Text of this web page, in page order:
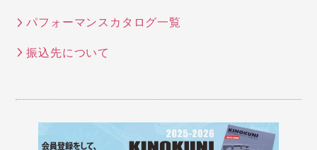
パフォーマンスカタログ一覧
振込先について